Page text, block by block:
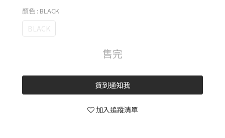
顏色 : BLACK
BLACK
售完
貨到通知我
加入追蹤清單